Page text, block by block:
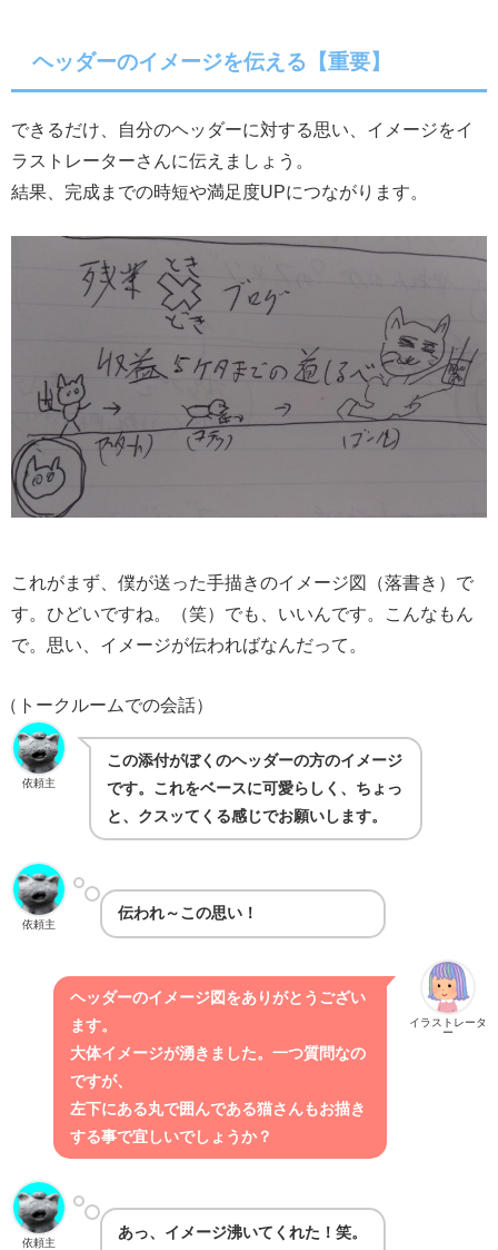
ヘッダーのイメージを伝える【重要】
できるだけ、自分のヘッダーに対する思い、イメージをイ
ラストレーターさんに伝えましょう。
結果、完成までの時短や満足度UPにつながります。
これがまず、僕が送った手描きのイメージ図（落書き）で
す。ひどいですね。（笑）でも、いいんです。こんなもん
で。思い、イメージが伝わればなんだって。
（トークルームでの会話）
依頼主
この添付がぼくのヘッダーの方のイメージ
です。これをベースに可愛らしく、ちょっ
と、クスッてくる感じでお願いします。
依頼主
伝われ～この思い！
イラストレータ
ー
ヘッダーのイメージ図をありがとうござい
ます。
大体イメージが湧きました。 一つ質問なの
ですが、
左下にある丸で囲んである猫さんもお描き
する事で宜しいでしょうか？
依頼主
あっ、イメージ沸いてくれた！笑。